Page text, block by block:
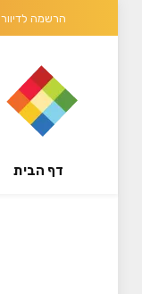
הרשמה לדיוור
דף הבית